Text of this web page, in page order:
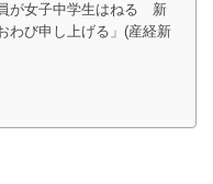
が女子中学生はねる 新
び申し上げる」(産経新